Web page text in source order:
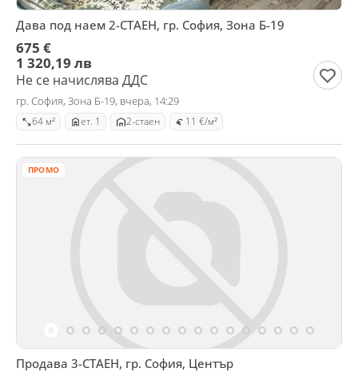
Дава под наем 2-СТАЕН, гр. София, Зона Б-19
675 €
1 320,19 лв
Не се начислява ДДС
гр. София, Зона Б-19, вчера, 14:29
64 м² ет. 1 2-стаен 11 €/м²
ПРОМО
Продава 3-СТАЕН, гр. София, Център